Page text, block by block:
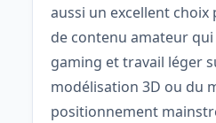
aussi un excellent
de contenu amateur
gaming et travail léger
modélisation 3D ou du
positionnement